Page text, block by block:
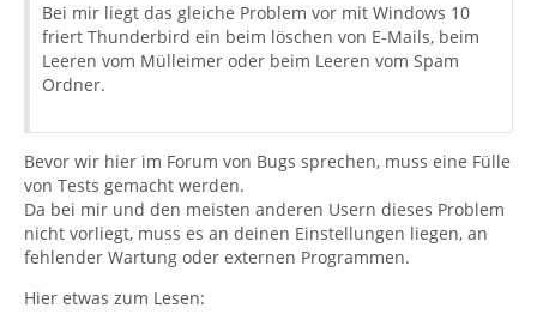
Bei mir liegt das gleiche Problem vor mit Windows 10
friert Thunderbird ein beim löschen von E-Mails, beim
Leeren vom Mülleimer oder beim Leeren vom Spam
Ordner.
Bevor wir hier im Forum von Bugs sprechen, muss eine Fülle
von Tests gemacht werden.
Da bei mir und den meisten anderen Usern dieses Problem
nicht vorliegt, muss es an deinen Einstellungen liegen, an
fehlender Wartung oder externen Programmen.
Hier etwas zum Lesen: